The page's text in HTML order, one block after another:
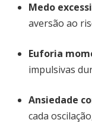
Medo
aversão ao
Euforia
impulsivas
Ansiedade
cada